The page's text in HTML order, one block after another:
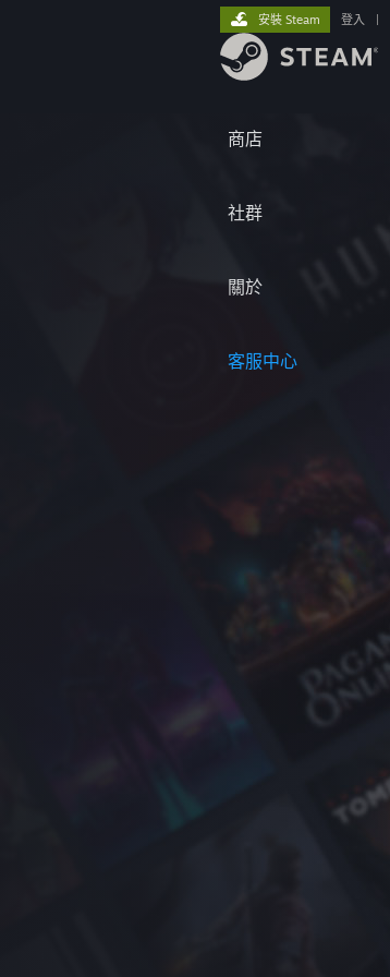
商店
社群
關於
客服中心
安裝 Steam 登入